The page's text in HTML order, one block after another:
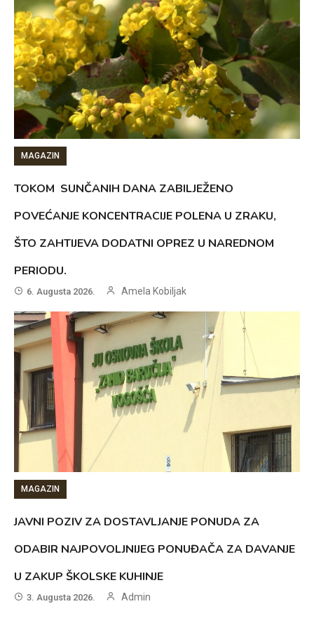
MAGAZIN
TOKOM SUNČANIH DANA ZABILJEŽENO
POVEĆANJE KONCENTRACIJE POLENA U ZRAKU,
ŠTO ZAHTIJEVA DODATNI OPREZ U NAREDNOM
PERIODU.
6. Augusta 2026. Amela Kobiljak
MAGAZIN
JAVNI POZIV ZA DOSTAVLJANJE PONUDA ZA
ODABIR NAJPOVOLJNIJEG PONUĐAČA ZA DAVANJE
U ZAKUP ŠKOLSKE KUHINJE
3. Augusta 2026. Admin